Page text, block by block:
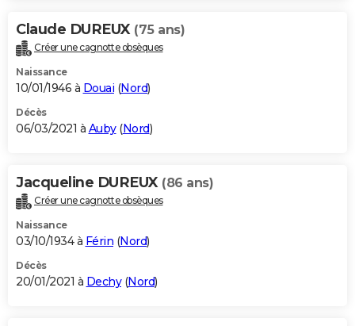
Claude DUREUX (75 ans)
Créer une cagnotte obsèques
Naissance
10/01/1946 à Douai (Nord)
Décès
06/03/2021 à Auby(Nord)
Jacqueline DUREUX (86 ans)
Créer une cagnotte obsèques
Naissance
03/10/1934 à Férin (Nord)
Décès
20/01/2021 à Dechy(Nord)